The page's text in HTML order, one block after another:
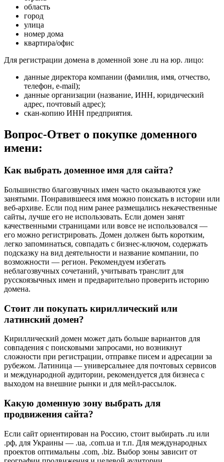
область
город
улица
номер дома
квартира/офис
Для регистрации домена в доменной зоне .ru на юр. лицо:
данные директора компании (фамилия, имя, отчество,
телефон, e-mail);
данные организации (название, ИНН, юридический
адрес, почтовый адрес);
скан-копию ИНН предприятия.
Вопрос-Ответ о покупке доменного
имени:
Как выбрать доменное имя для сайта?
Большинство благозвучных имен часто оказываются уже
занятыми. Понравившееся имя можно поискать в истории или
веб-архиве. Если под ним ранее размещались некачественные
сайты, лучше его не использовать. Если домен занят
качественными страницами или вовсе не использовался —
его можно регистрировать. Домен должен быть коротким,
легко запоминаться, совпадать с бизнес-ключом, содержать
подсказку на вид деятельности и название компании, по
возможности — регион. Рекомендуем избегать
неблагозвучных сочетаний, учитывать транслит для
русскоязычных имен и предварительно проверить историю
домена.
Стоит ли покупать кириллический или
латинский домен?
Кириллический домен может дать больше вариантов для
совпадения с поисковыми запросами, но возникнут
сложности при регистрации, отправке писем и адресации за
рубежом. Латиница — универсальнее для почтовых сервисов
и международной аудитории, рекомендуется для бизнеса с
выходом на внешние рынки и для мейл-рассылок.
Какую доменную зону выбрать для
продвижения сайта?
Если сайт ориентирован на Россию, стоит выбирать .ru или
.рф, для Украины — .ua, .com.ua и т.п. Для международных
проектов оптимальны .com, .biz. Выбор зоны зависит от